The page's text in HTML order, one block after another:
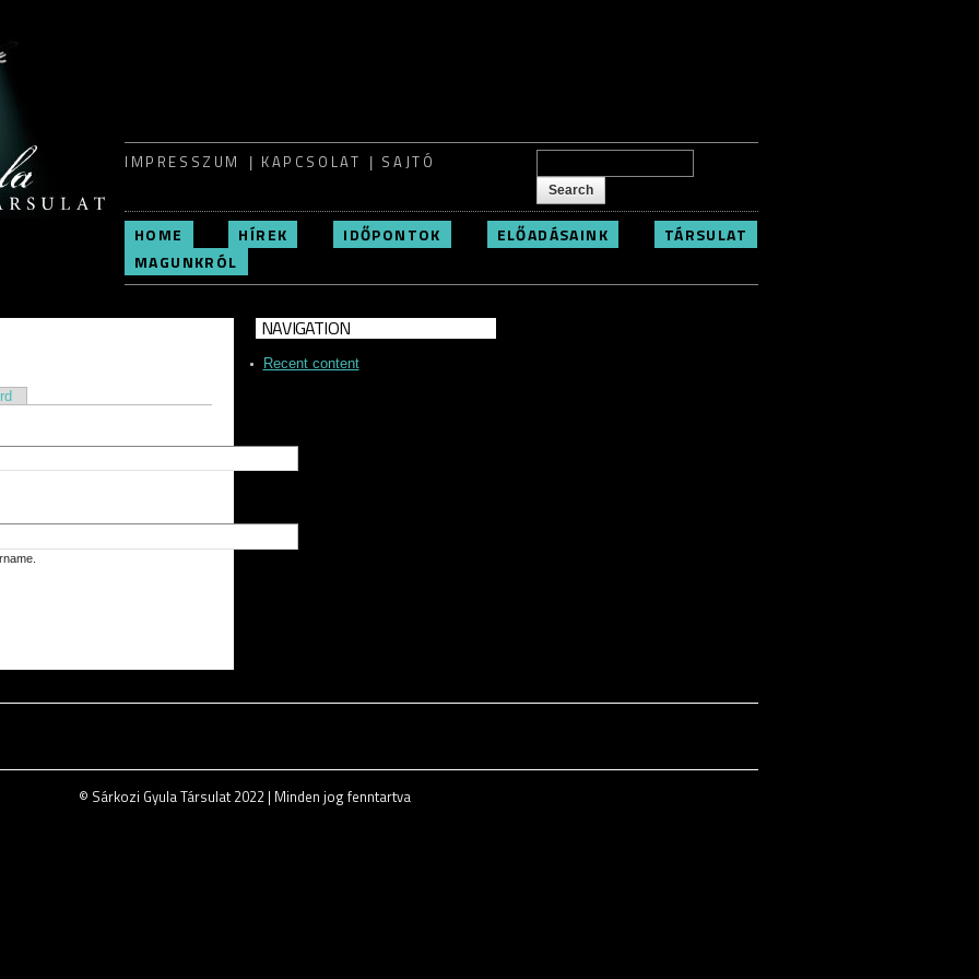
IMPRESSZUM KAPCSOLAT SAJTÓ Search form
HOME HÍREK IDŐPONTOK ELŐADÁSAINK
TÁRSULAT
MAGUNKRÓL
NAVIGATION
Recent content
© Sárkozi Gyula Társulat 2022 | Minden jog fenntartva